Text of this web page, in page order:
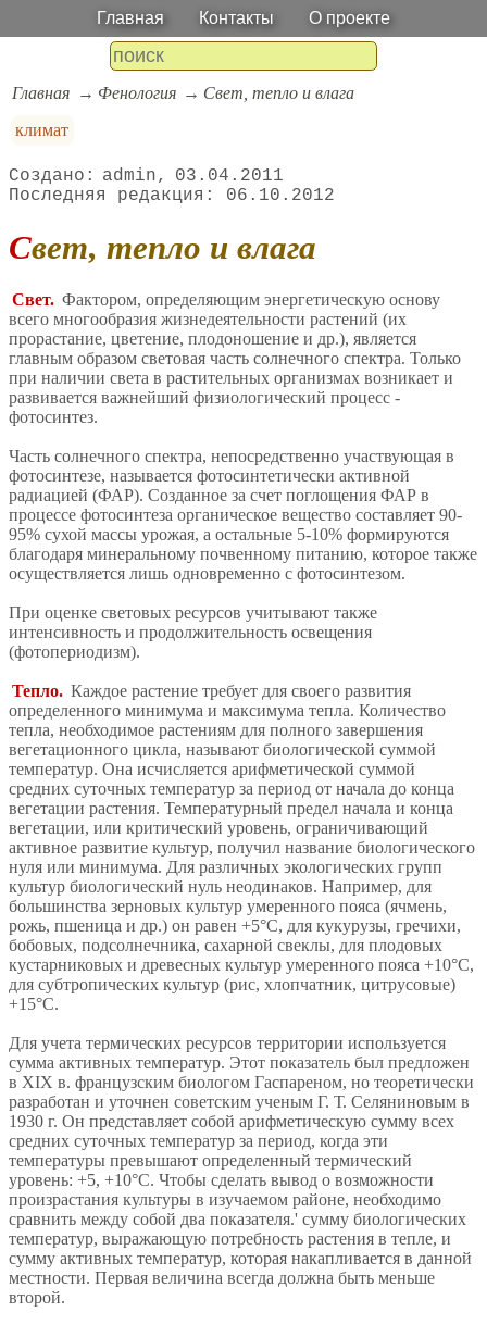
Главная Контакты О проекте
Главная Фенология
Свет, тепло и влага
климат
admin
03.04.2011
06.10.2012
Свет, тепло и влага
Свет. Фактором, определяющим энергетическую основу
всего многообразия жизнедеятельности растений (их
прорастание, цветение, плодоношение и др.), является
главным образом световая часть солнечного спектра. Только
при наличии света в растительных организмах возникает и
развивается важнейший физиологический процесс -
фотосинтез.
Часть солнечного спектра, непосредственно участвующая в
фотосинтезе, называется фотосинтетически активной
радиацией (ФАР). Созданное за счет поглощения ФАР в
процессе фотосинтеза органическое вещество составляет 90-
95% сухой массы урожая, а остальные 5-10% формируются
благодаря минеральному почвенному питанию, которое также
осуществляется лишь одновременно с фотосинтезом.
При оценке световых ресурсов учитывают также
интенсивность и продолжительность освещения
(фотопериодизм).
Тепло. Каждое растение требует для своего развития
определенного минимума и максимума тепла. Количество
тепла, необходимое растениям для полного завершения
вегетационного цикла, называют биологической суммой
температур. Она исчисляется арифметической суммой
средних суточных температур за период от начала до конца
вегетации растения. Температурный предел начала и конца
вегетации, или критический уровень, ограничивающий
активное развитие культур, получил название биологического
нуля или минимума. Для различных экологических групп
культур биологический нуль неодинаков. Например, для
большинства зерновых культур умеренного пояса (ячмень,
рожь, пшеница и др.) он равен +5°С, для кукурузы, гречихи,
бобовых, подсолнечника, сахарной свеклы, для плодовых
кустарниковых и древесных культур умеренного пояса +10°С,
для субтропических культур (рис, хлопчатник, цитрусовые)
+15°С.
Для учета термических ресурсов территории используется
сумма активных температур. Этот показатель был предложен
в XIX в. французским биологом Гаспареном, но теоретически
разработан и уточнен советским ученым Г. Т. Селяниновым в
1930 г. Он представляет собой арифметическую сумму всех
средних суточных температур за период, когда эти
температуры превышают определенный термический
уровень: +5, +10°С. Чтобы сделать вывод о возможности
произрастания культуры в изучаемом районе, необходимо
сравнить между собой два показателя.' сумму биологических
температур, выражающую потребность растения в тепле, и
сумму активных температур, которая накапливается в данной
местности. Первая величина всегда должна быть меньше
второй.